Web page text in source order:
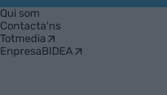
Empresa
Qui som
Contacta'ns
Totmedia
EnpresaBIDEA